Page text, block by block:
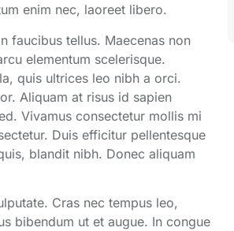
enim nec, laoreet libero.
faucibus tellus. Maecenas non
elementum scelerisque.
quis ultrices leo nibh a orci.
Aliquam at risus id sapien
Vivamus consectetur mollis mi
Duis efficitur pellentesque
blandit nibh. Donec aliquam
Cras nec tempus leo,
bibendum ut et augue. In congue